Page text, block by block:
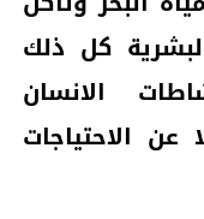
كل ذلك
الانسان
عن الاحتياجات